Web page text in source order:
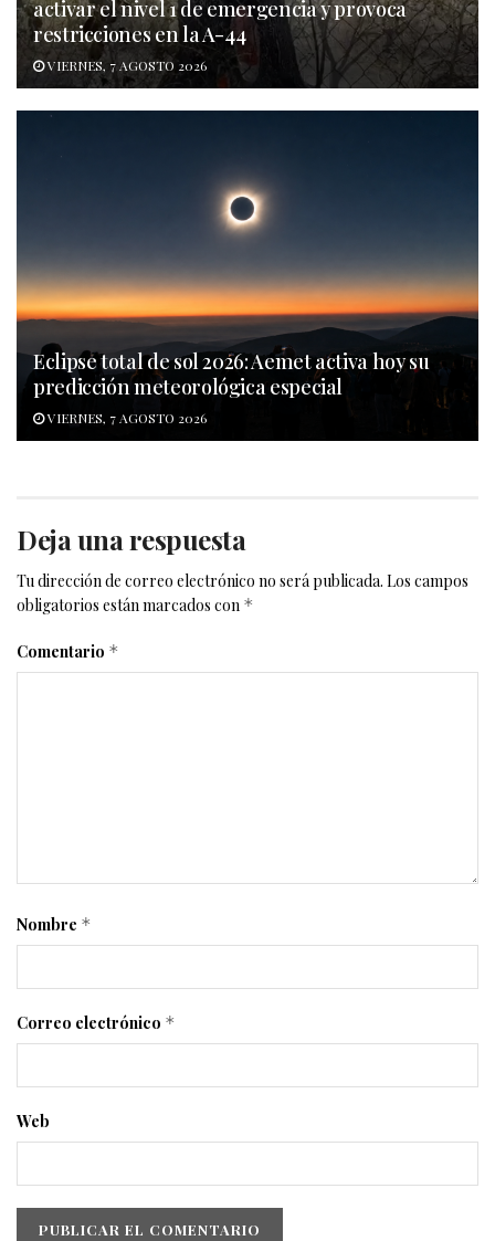
activar el nivel 1 de emergencia y provoca
restricciones en la A-44
VIERNES, 7 AGOSTO 2026
Eclipse total de sol 2026: Aemet activa hoy su
predicción meteorológica especial
VIERNES, 7 AGOSTO 2026
Deja una respuesta
Tu dirección de correo electrónico no será publicada. Los campos
obligatorios están marcados con *
Comentario *
Nombre *
Correo electrónico *
Web